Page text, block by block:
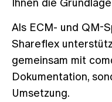
Als ECM- und QM-
Shareflex
gemeinsam mit
Dokumentation,
Umsetzung.